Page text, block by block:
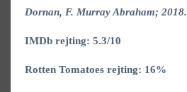
Dornan, F. Murray Abraham; 2018.
IMDb rejting: 5.3/10
Rotten Tomatoes rejting: 16%